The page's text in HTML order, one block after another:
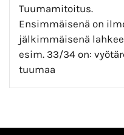
Tuumamitoitus.
Ensimmäisenä on
jälkimmäisenä
esim. 33/34 on:
tuumaa